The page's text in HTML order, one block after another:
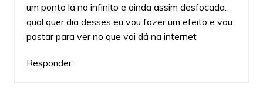
um ponto lá no infinito e ainda assim desfocada.
qual quer dia desses eu vou fazer um efeito e vou
postar para ver no que vai dá na internet
Responder